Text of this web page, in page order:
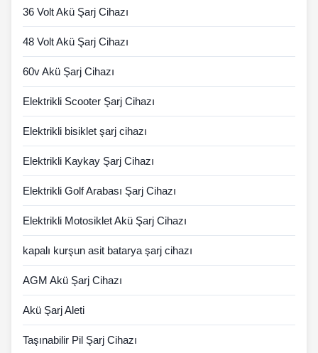
36 Volt Akü Şarj Cihazı
48 Volt Akü Şarj Cihazı
60v Akü Şarj Cihazı
Elektrikli Scooter Şarj Cihazı
Elektrikli bisiklet şarj cihazı
Elektrikli Kaykay Şarj Cihazı
Elektrikli Golf Arabası Şarj Cihazı
Elektrikli Motosiklet Akü Şarj Cihazı
kapalı kurşun asit batarya şarj cihazı
AGM Akü Şarj Cihazı
Akü Şarj Aleti
Taşınabilir Pil Şarj Cihazı